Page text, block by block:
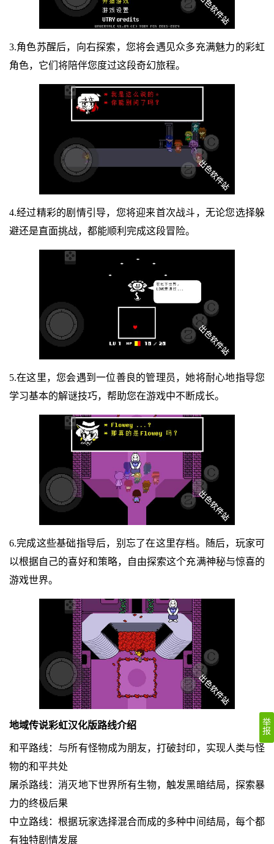
3.角色苏醒后，向右探索，您将会遇见众多充满魅力的彩虹
角色，它们将陪伴您度过这段奇幻旅程。
4.经过精彩的剧情引导，您将迎来首次战斗，无论您选择躲
避还是直面挑战，都能顺利完成这段冒险。
5.在这里，您会遇到一位善良的管理员，她将耐心地指导您
学习基本的解谜技巧，帮助您在游戏中不断成长。
6.完成这些基础指导后，别忘了在这里存档。随后，玩家可
以根据自己的喜好和策略，自由探索这个充满神秘与惊喜的
游戏世界。
地域传说彩虹汉化版路线介绍
和平路线：与所有怪物成为朋友，打破封印，实现人类与怪
物的和平共处
屠杀路线：消灭地下世界所有生物，触发黑暗结局，探索暴
力的终极后果
中立路线：根据玩家选择混合而成的多种中间结局，每个都
有独特剧情发展
举
报